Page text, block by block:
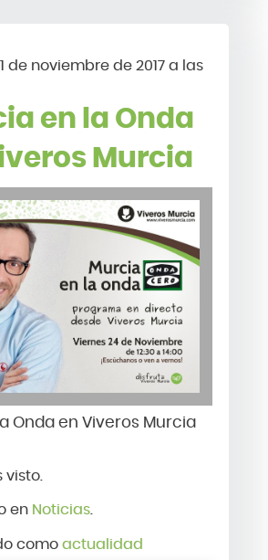
de noviembre de 2017 a las
en la Onda
Murcia
Onda en Viveros Murcia
visto.
en Noticias.
como actualidad